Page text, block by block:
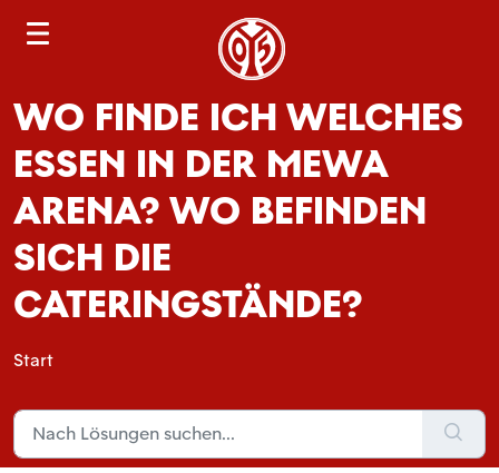
WO FINDE ICH WELCHES
ESSEN IN DER MEWA
ARENA? WO BEFINDEN
SICH DIE
CATERINGSTÄNDE?
Start